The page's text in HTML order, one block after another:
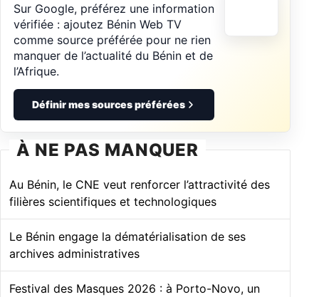
Sur Google, préférez une information
vérifiée : ajoutez Bénin Web TV
comme source préférée pour ne rien
manquer de l’actualité du Bénin et de
l’Afrique.
Définir mes sources préférées
À NE PAS MANQUER
Au Bénin, le CNE veut renforcer l’attractivité des
filières scientifiques et technologiques
Le Bénin engage la dématérialisation de ses
archives administratives
Festival des Masques 2026 : à Porto-Novo, un